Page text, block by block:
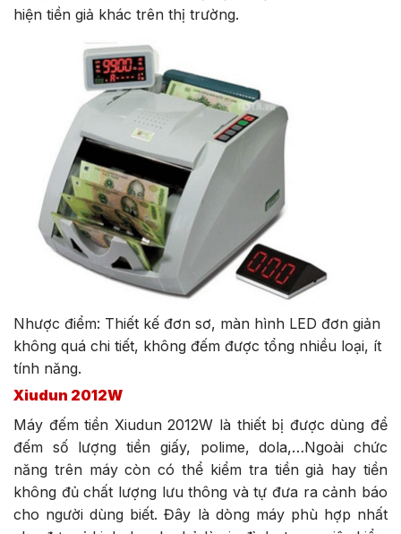
hiện tiền giả khác trên thị trường.
Nhược điểm: Thiết kế đơn sơ, màn hình LED đơn giản
không quá chi tiết, không đếm được tổng nhiều loại, ít
tính năng.
Xiudun 2012W
Máy đếm tiền Xiudun 2012W là thiết bị được dùng để
đếm số lượng tiền giấy, polime, dola,…Ngoài chức
năng trên máy còn có thể kiểm tra tiền giả hay tiền
không đủ chất lượng lưu thông và tự đưa ra cảnh báo
cho người dùng biết. Đây là dòng máy phù hợp nhất